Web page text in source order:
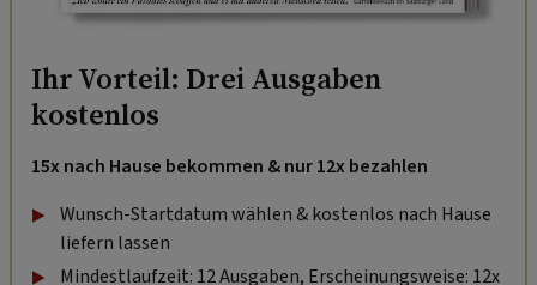
Ihr Vorteil: Drei Ausgaben
kostenlos
15x nach Hause bekommen & nur 12x bezahlen
Wunsch-Startdatum wählen & kostenlos nach Hause
liefern lassen
Mindestlaufzeit: 12 Ausgaben, Erscheinungsweise: 12x